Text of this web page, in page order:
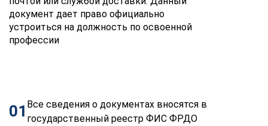
документ дает право официально
устроиться на должность по освоенной
профессии
01 Все сведения о документах вносятся в
государственный реестр ФИС ФРДО